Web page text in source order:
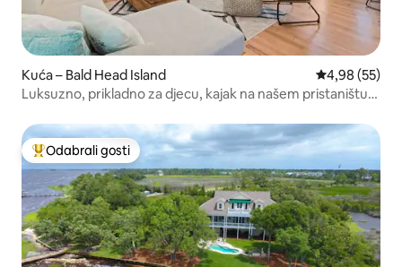
Kuća – Bald Head Island Prosječna
4,98 (55)
Luksuzno, prikladno za djecu, kajak na našem pristaništu,
Među najviše rangiranima s oznakom „Odabrali gosti”
Odabrali gosti